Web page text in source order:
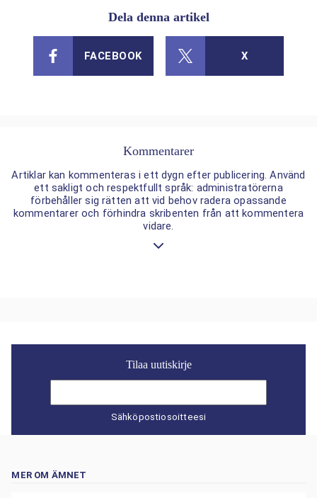
Dela denna artikel
FACEBOOK X
Kommentarer
Artiklar kan kommenteras i ett dygn efter publicering. Använd
ett sakligt och respektfullt språk: administratörerna
förbehåller sig rätten att vid behov radera opassande
kommentarer och förhindra skribenten från att kommentera
vidare.
Tilaa uutiskirje
Sähköpostiosoitteesi
MER OM ÄMNET